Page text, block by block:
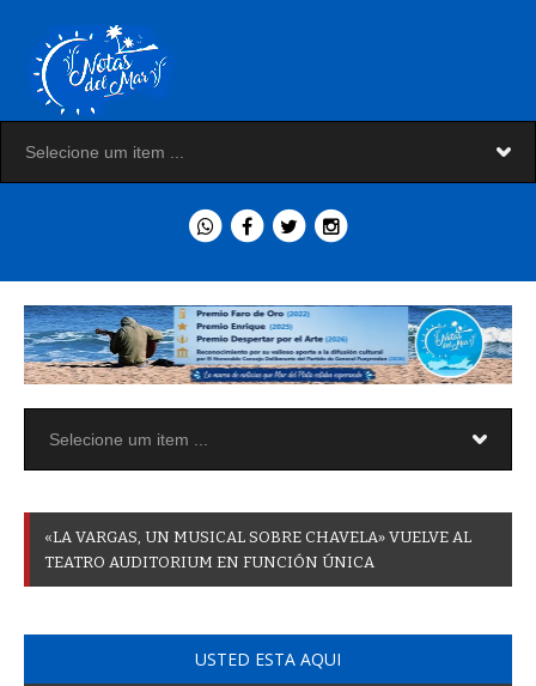
«LA VARGAS UN MUSICAL SOBRE CHAVELA» VUELVE AL
TEATRO AUDITORIUM EN FUNCIÓN ÚNICA
USTED ESTA AQUI